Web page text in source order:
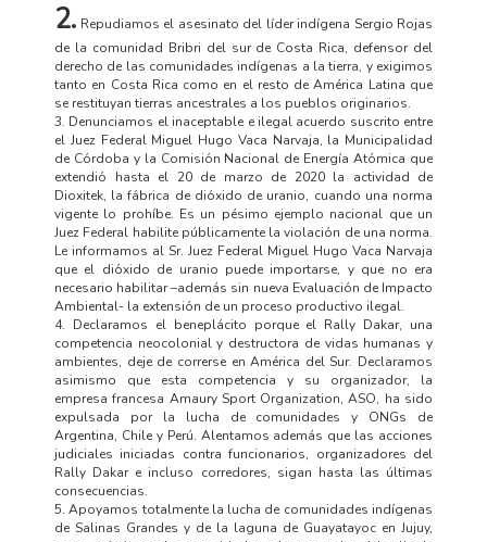
2. Repudiamos el asesinato del líder indígena Sergio Rojas
de la comunidad Bribri del sur de Costa Rica, defensor del
derecho de las comunidades indígenas a la tierra, y exigimos
tanto en Costa Rica como en el resto de América Latina que
se restituyan tierras ancestrales a los pueblos originarios.
3. Denunciamos el inaceptable e ilegal acuerdo suscrito entre
el Juez Federal Miguel Hugo Vaca Narvaja, la Municipalidad
de Córdoba y la Comisión Nacional de Energía Atómica que
extendió hasta el 20 de marzo de 2020 la actividad de
Dioxitek, la fábrica de dióxido de uranio, cuando una norma
vigente lo prohíbe. Es un pésimo ejemplo nacional que un
Juez Federal habilite públicamente la violación de una norma.
Le informamos al Sr. Juez Federal Miguel Hugo Vaca Narvaja
que el dióxido de uranio puede importarse, y que no era
necesario habilitar –además sin nueva Evaluación de Impacto
Ambiental- la extensión de un proceso productivo ilegal.
4. Declaramos el beneplácito porque el Rally Dakar, una
competencia neocolonial y destructora de vidas humanas y
ambientes, deje de correrse en América del Sur. Declaramos
asimismo que esta competencia y su organizador, la
empresa francesa Amaury Sport Organization, ASO, ha sido
expulsada por la lucha de comunidades y ONGs de
Argentina, Chile y Perú. Alentamos además que las acciones
judiciales iniciadas contra funcionarios, organizadores del
Rally Dakar e incluso corredores, sigan hasta las últimas
consecuencias.
5. Apoyamos totalmente la lucha de comunidades indígenas
de Salinas Grandes y de la laguna de Guayatayoc en Jujuy,